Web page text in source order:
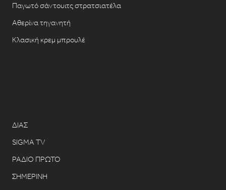
Παγωτό σάντουιτς στρατσιατέλα
Αθερίνα τηγανητή
Κλασική κρεμ μπρουλέ
ΔΙΑΣ
SIGMA TV
ΡΑΔΙΟ ΠΡΩΤΟ
ΣΗΜΕΡΙΝΗ